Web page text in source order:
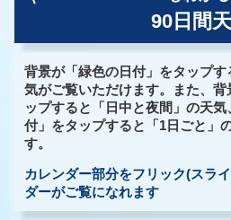
90日間
背景が「緑色の日付」をタップ
気がご覧いただけます。また、
ップすると「日中と夜間」の天気
付」をタップすると「1日ごと」
す。
カレンダー部分をフリック(スラ
ダーがご覧になれます